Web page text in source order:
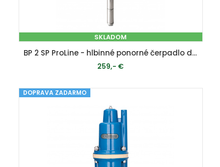
SKLADOM
BP 2 SP ProLine - hlbinné ponorné čerpadlo do studní a vrtov
259,- €
PRIDAŤ DO KOŠÍKA
DOPRAVA ZADARMO